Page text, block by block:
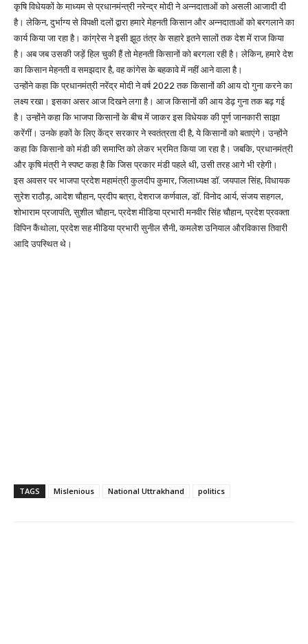
कृषि विधेयकों के माध्यम से प्रधानमंन्त्री नरेन्द्र मोदी ने अन्नदाताओं को असली आजादी दी
है। लेकिन, दुर्भाग्य से विपक्षी दलों द्वारा हमारे मेहनती किसान और अन्नदाताओं को बरगलाने का
कार्य किया जा रहा है। कांग्रेस ने इसी झूठ तंत्र के सहारे इतने सालों तक देश में राज किया
है। अब जब उसकी जड़ें हिल चुकी हैं तो मेहनती किसानों को बरगला रही है। लेकिन, हमारे देश
का किसान मेहनती व समझदार है, वह कांगेस के बहकावे में नहीं आने वाला है।
उन्होंने कहा कि प्रधानमंत्री नरेंद्र मोदी ने वर्ष 2022 तक किसानों की आय दो गुना करने का
लक्ष्य रखा। इसका असर आज दिखने लगा है। आज किसानों की आय डेढ़ गुना तक बढ़ गई
है। उन्होंने कहा कि भाजपा किसानों के बीच में जाकर इस विधेयक की पूर्ण जानकारी साझा
करेंगीं। उनके हकों के लिए केंद्र सरकार ने स्वतंत्रता दी है, ये किसानों को बताएंगे। उन्होंने
कहा कि किसानो को मंडी की समाप्ति को लेकर भ्रमित किया जा रहा है। जबकि, प्रधानमंत्री
और कृषि मंत्री ने स्पष्ट कहा है कि जिस प्रकार मंडी पहले थी, उसी तरह आगे भी रहेगी।
इस अवसर पर भाजपा प्रदेश महामंत्री कुलदीप कुमार, जिलाध्यक्ष डॉ. जयपाल सिंह, विधायक
सुरेश राठौड़, आदेश चौहान, प्रदीप बत्रा, देशराज कर्णवाल, डॉ. विनोद आर्य, संजय सहगल,
शोभाराम प्रजापति, सुशील चौहान, प्रदेश मीडिया प्रभारी मनवीर सिंह चौहान, प्रदेश प्रवक्ता
विपिन कैंथोला, प्रदेश सह मीडिया प्रभारी सुनील सैनी, कमलेश उनियाल औरविकास तिवारी
आदि उपस्थित थे।
TAGS Mislenious National Uttrakhand politics